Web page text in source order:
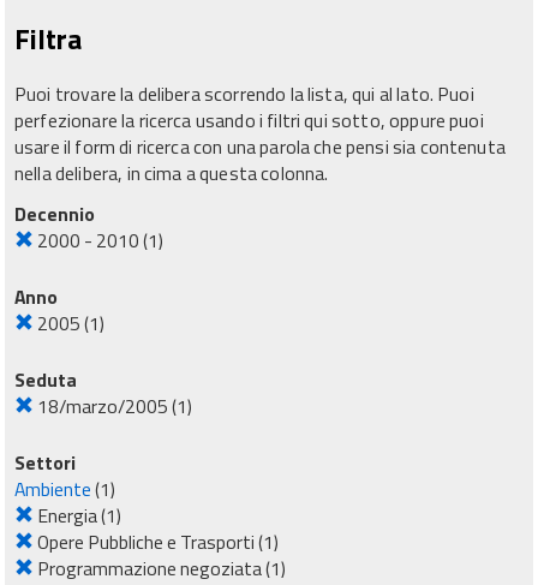
Filtra
Puoi trovare la delibera scorrendo la lista, qui al lato. Puoi
perfezionare la ricerca usando i filtri qui sotto, oppure puoi
usare il form di ricerca con una parola che pensi sia contenuta
nella delibera, in cima a questa colonna.
Decennio
2000 - 2010(1)
Anno
2005(1)
Seduta
18/marzo/2005(1)
Settori
Ambiente(1)
Energia(1)
Opere Pubbliche e Trasporti(1)
Programmazione negoziata(1)